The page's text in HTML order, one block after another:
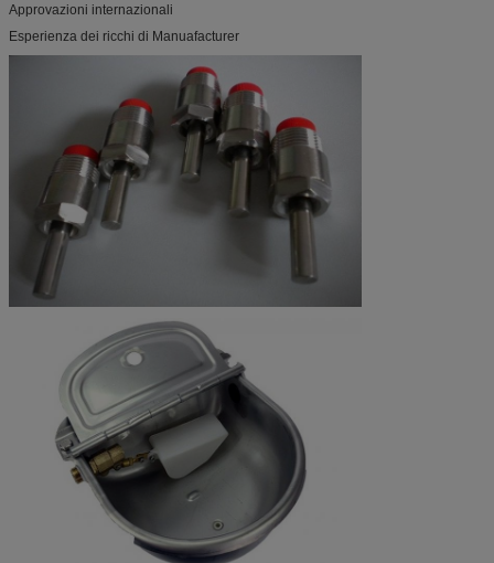
Approvazioni internazionali
Esperienza dei ricchi di Manuafacturer